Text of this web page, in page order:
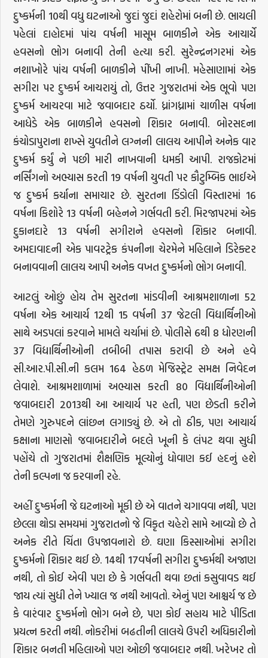
દુષ્કર્મની 10થી વધુ ઘટનાઓ જુદાં જુદાં શહેરોમાં બની છે. ભાયલી
પહેલાં દાહોદમાં પાંચ વર્ષની માસૂમ બાળકીને એક આચાર્યે
હવસનો ભોગ બનાવી તેની હત્યા કરી. સુરેન્દ્રનગરમાં એક
નશાખોરે પાંચ વર્ષની બાળકીને પીંખી નાખી. મહેસાણામાં એક
સગીરા પર દુષ્કર્મ આચરાયું તો, ઉત્તર ગુજરાતમાં એક ભૂવો પણ
દુષ્કર્મ આચરવા માટે જવાબદાર ઠર્યો. ધ્રાંગધ્રામાં ચાળીસ વર્ષના
આધેડે એક બાળકીને હવસનો શિકાર બનાવી. બોરસદના
કંચોડાપુરાના શખ્સે યુવતીને લગ્નની લાલચ આપીને અનેક વાર
દુષ્કર્મ કર્યું ને પછી મારી નાખવાની ધમકી આપી. રાજકોટમાં
નર્સિંગનો અભ્યાસ કરતી 19 વર્ષની યુવતી પર કૌટુમ્બિક ભાઈએ
જ દુષ્કર્મ કર્યાના સમાચાર છે. સુરતના ડિંડોલી વિસ્તારમાં 16
વર્ષના કિશોરે 13 વર્ષની બહેનને ગર્ભવતી કરી. મિરજાપરમાં એક
દુકાનદારે 13 વર્ષની સગીરાને હવસનો શિકાર બનાવી.
અમદાવાદની એક પાવરટ્રેક કંપનીના ચેરમેને મહિલાને ડિરેક્ટર
બનાવવાની લાલચ આપી અનેક વખત દુષ્કર્મનો ભોગ બનાવી.
આટલું ઓછું હોય તેમ સુરતના માંડવીની આશ્રમશાળાના 52
વર્ષના એક આચાર્ય 12થી 15 વર્ષની 37 જેટલી વિદ્યાર્થિનીઓ
સાથે અડપલાં કરવાને મામલે ચર્ચામાં છે. પોલીસે 6થી 8 ધોરણની
37 વિદ્યાર્થિનીઓની તબીબી તપાસ કરાવી છે અને હવે
સી.આર.પી.સી.ની કલમ 164 હેઠળ મેજિસ્ટ્રેટ સમક્ષ નિવેદન
લેવાશે. આશ્રમશાળામાં અભ્યાસ કરતી 80 વિદ્યાર્થિનીઓની
જવાબદારી 2013થી આ આચાર્ય પર હતી, પણ છેડતી કરીને
તેમણે ગુરુપદને લાંછન લગાડ્યું છે. એ તો ઠીક, પણ આચાર્ય
કક્ષાના માણસો જવાબદારીને બદલે ખૂની કે લંપટ થવા સુધી
પહોંચે તો ગુજરાતમાં શૈક્ષણિક મૂલ્યોનું ધોવાણ કઈ હદનું હશે
તેની કલ્પના જ કરવાની રહે.
અહીં દુષ્કર્મની જે ઘટનાઓ મૂકી છે એ વાતને ચગાવવા નથી, પણ
છેલ્લા થોડા સમયમાં ગુજરાતનો જે વિકૃત ચહેરો સામે આવ્યો છે તે
અનેક રીતે ચિંતા ઉપજાવનારો છે. ઘણા કિસ્સાઓમાં સગીરા
દુષ્કર્મનો શિકાર થઈ છે. 14થી 17વર્ષની સગીરા દુષ્કર્મથી અજાણ
નથી, તો કોઈ એવી પણ છે કે ગર્ભવતી થવા છતાં કસુવાવડ થઈ
જાય ત્યાં સુધી તેને ખ્યાલ જ નથી આવતો. એનું પણ આશ્ચર્ય જ છે
કે વારંવાર દુષ્કર્મનો ભોગ બને છે, પણ કોઈ સહાય માટે પીડિતા
પ્રયત્ન કરતી નથી. નોકરીમાં બઢતીની લાલચે ઉપરી અધિકારીનો
શિકાર બનતી મહિલાઓ પણ ઓછી જવાબદાર નથી. ખરેખર તો